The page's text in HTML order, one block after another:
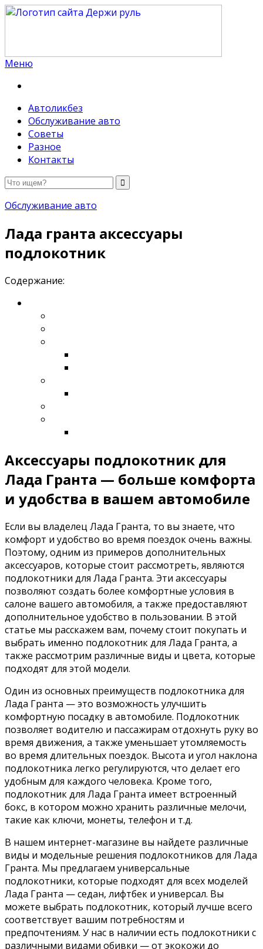
Меню
Автоликбез
Обслуживание авто
Советы
Разное
Контакты
Обслуживание авто
Лада гранта аксессуары
подлокотник
Содержание:
Аксессуары подлокотник для
Лада Гранта — больше комфорта
и удобства в вашем автомобиле
Если вы владелец Лада Гранта, то вы знаете, что
комфорт и удобство во время поездок очень важны.
Поэтому, одним из примеров дополнительных
аксессуаров, которые стоит рассмотреть, являются
подлокотники для Лада Гранта. Эти аксессуары
позволяют создать более комфортные условия в
салоне вашего автомобиля, а также предоставляют
дополнительное удобство в пользовании. В этой
статье мы расскажем вам, почему стоит покупать и
выбрать именно подлокотник для Лада Гранта, а
также рассмотрим различные виды и цвета, которые
подходят для этой модели.
Один из основных преимуществ подлокотника для
Лада Гранта — это возможность улучшить
комфортную посадку в автомобиле. Подлокотник
позволяет водителю и пассажирам отдохнуть руку во
время движения, а также уменьшает утомляемость
во время длительных поездок. Высота и угол наклона
подлокотника легко регулируются, что делает его
удобным для каждого человека. Кроме того,
подлокотник для Лада Гранта имеет встроенный
бокс, в котором можно хранить различные мелочи,
такие как ключи, монеты, телефон и т.д.
В нашем интернет-магазине вы найдете различные
виды и модельные решения подлокотников для Лада
Гранта. Мы предлагаем универсальные
подлокотники, которые подходят для всех моделей
Лада Гранта — седан, лифтбек и универсал. Вы
можете выбрать подлокотник, который лучше всего
соответствует вашим потребностям и
предпочтениям. У нас в наличии есть подлокотники с
различными видами обивки — от экокожи до